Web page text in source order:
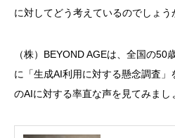
に対してどう考えているのでしょう
（株）BEYOND AGEは、全国の50
に「生成AI利用に対する懸念調査
のAIに対する率直な声を見てみまし